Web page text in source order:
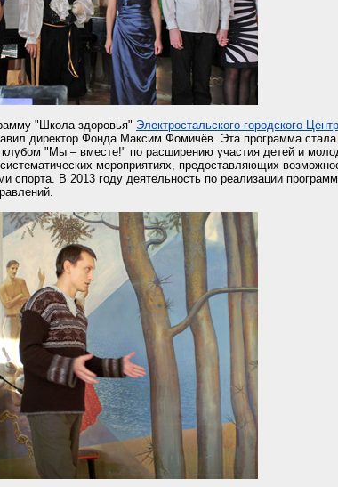
"Школа здоровья" Электростальского городского
директор Фонда Максим Фомичёв. Эта программа стала
клубом "Мы – вместе!" по расширению участия детей и
мероприятиях, предоставляющих
спорта. В 2013 году деятельность по реализации